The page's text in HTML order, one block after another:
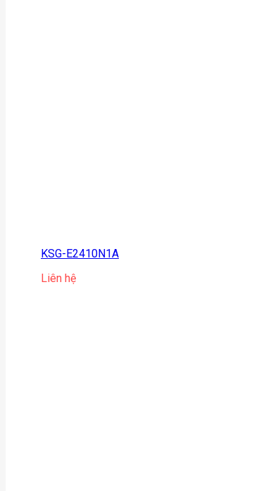
KSG-E2410N1A
Liên hệ